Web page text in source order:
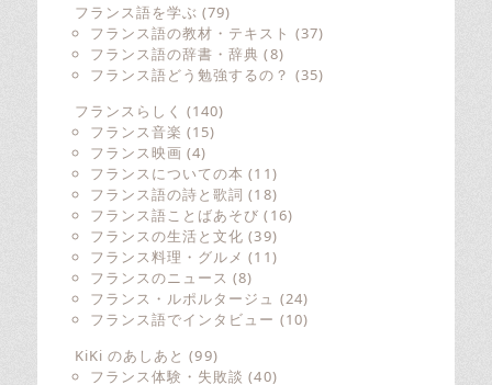
フランス語を学ぶ (79)
フランス語の教材・テキスト (37)
フランス語の辞書・辞典 (8)
フランス語どう勉強するの？ (35)
フランスらしく (140)
フランス音楽 (15)
フランス映画 (4)
フランスについての本 (11)
フランス語の詩と歌詞 (18)
フランス語ことばあそび (16)
フランスの生活と文化 (39)
フランス料理・グルメ (11)
フランスのニュース (8)
フランス・ルポルタージュ (24)
フランス語でインタビュー (10)
KiKi のあしあと (99)
フランス体験・失敗談 (40)